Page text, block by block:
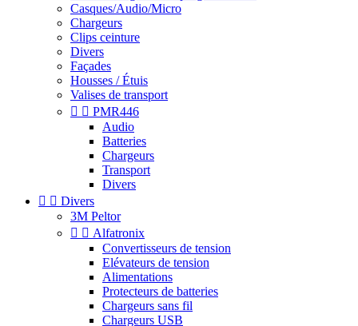
Casques/Audio/Micro
Chargeurs
Clips ceinture
Divers
Façades
Housses / Étuis
Valises de transport
  PMR446
Audio
Batteries
Chargeurs
Transport
Divers
  Divers
3M Peltor
  Alfatronix
Convertisseurs de tension
Elévateurs de tension
Alimentations
Protecteurs de batteries
Chargeurs sans fil
Chargeurs USB